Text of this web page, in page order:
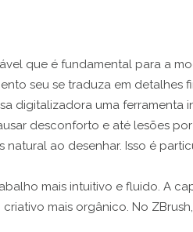
que é fundamental para a
seu se traduza em detalhes
digitalizadora uma ferramenta
desconforto e até lesões
ao desenhar. Isso é
mais intuitivo e fluido. A
mais orgânico. No